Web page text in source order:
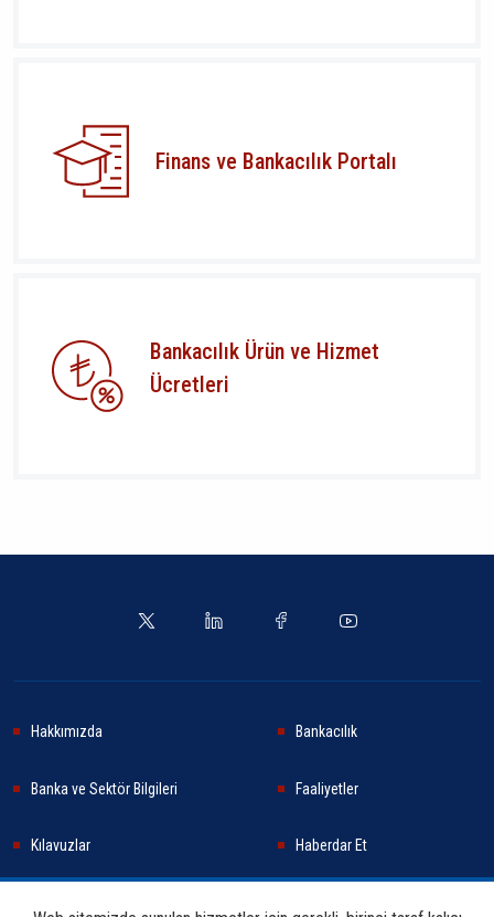
Finans ve Bankacılık Portalı
Bankacılık Ürün ve Hizmet
Ücretleri
Hakkımızda Bankacılık
Banka ve Sektör Bilgileri Faaliyetler
Kılavuzlar Haberdar Et